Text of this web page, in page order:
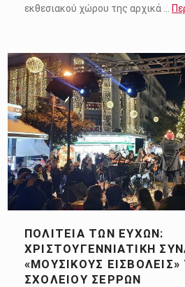
εκθεσιακού χώρου της αρχικά …
ΠΟΛΙΤΕΊΑ ΤΩΝ ΕΥΧΏΝ:
ΧΡΙΣΤΟΥΓΕΝΝΙΆΤΙΚΗ
«ΜΟΥΣΙΚΟΎΣ
ΣΧΟΛΕΊΟΥ ΣΕΡΡΏΝ